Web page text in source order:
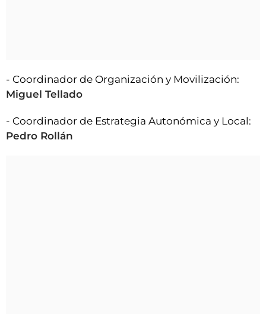
- Coordinador de Organización y Movilización:
Miguel Tellado
- Coordinador de Estrategia Autonómica y Local:
Pedro Rollán